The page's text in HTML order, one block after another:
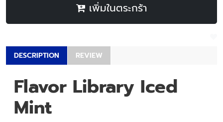
เพิ่มในตระกร้า
DESCRIPTION REVIEW
Flavor Library Iced
Mint